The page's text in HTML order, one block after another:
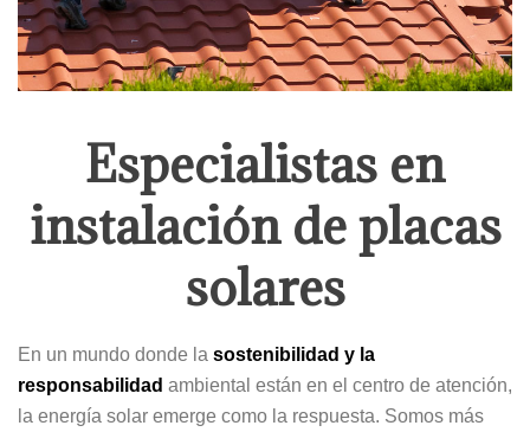
Especialistas en
instalación de placas
solares
En un mundo donde la sostenibilidad y la
responsabilidad ambiental están en el centro de atención,
la energía solar emerge como la respuesta. Somos más